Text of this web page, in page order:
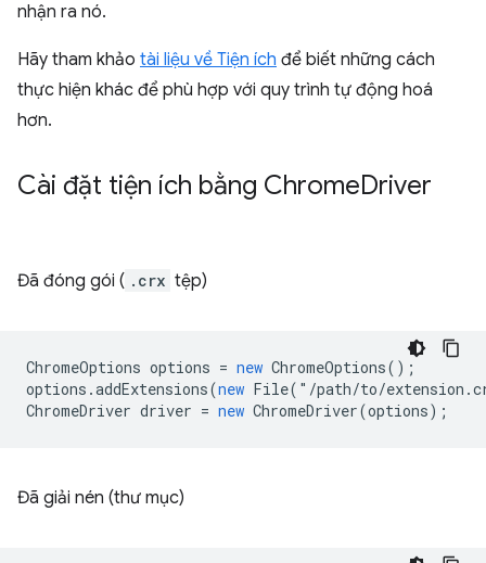
nhận ra nó.
Hãy tham khảo tài liệu về Tiện ích để biết những cách
thực hiện khác để phù hợp với quy trình tự động hoá
hơn.
Cài đặt tiện ích bằng ChromeDriver
Đã đóng gói ( .crx tệp)
ChromeOptions options = new ChromeOptions();
options .addExtensions(new File( " /path/to/
ChromeDriver driver = new ChromeDriver(options);
Đã giải nén (thư mục)